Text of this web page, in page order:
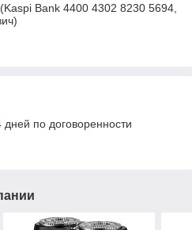
Bank 4400 4302 8230 5694,
дней по договоренности